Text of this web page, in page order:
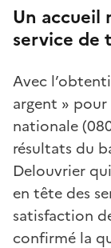
Un accueil
service de
Avec
argent »
nationale
résultats du
Delouvrier
en tête des
satisfaction
confirmé la